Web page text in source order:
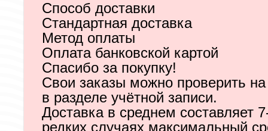
Способ доставки
Стандартная доставка
Метод оплаты
Оплата банковской картой
Спасибо за покупку!
Свои заказы можно проверить
в разделе учётной записи.
Доставка в среднем составляет
редких случаях максимальный